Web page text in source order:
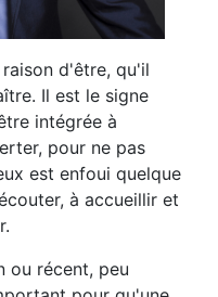
d'être, qu'il
Il est le signe
intégrée à
pour ne pas
est enfoui quelque
à accueillir et
ou récent, peu